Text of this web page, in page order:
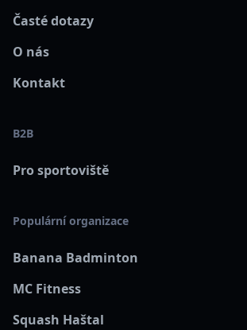
Časté dotazy
O nás
Kontakt
B2B
Pro sportoviště
Populární organizace
Banana Badminton
MC Fitness
Squash Haštal